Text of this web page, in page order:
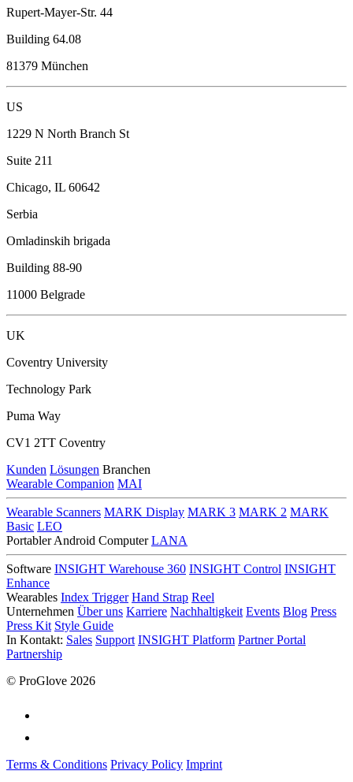
Rupert-Mayer-Str. 44
Building 64.08
81379 München
US
1229 N North Branch St
Suite 211
Chicago, IL 60642
Serbia
Omladinskih brigada
Building 88-90
11000 Belgrade
UK
Coventry University
Technology Park
Puma Way
CV1 2TT Coventry
Kunden Lösungen Branchen
Wearable Companion MAI
Wearable Scanners MARK Display MARK 3 MARK 2 MARK
Basic LEO
Portabler Android Computer LANA
Software INSIGHT Warehouse 360 INSIGHT Control INSIGHT
Enhance
Wearables Index Trigger Hand Strap Reel
Unternehmen Über uns Karriere Nachhaltigkeit Events Blog Press
Press Kit Style Guide
In Kontakt: Sales Support INSIGHT Platform Partner Portal
Partnership
© ProGlove 2026
Terms & Conditions Privacy Policy Imprint